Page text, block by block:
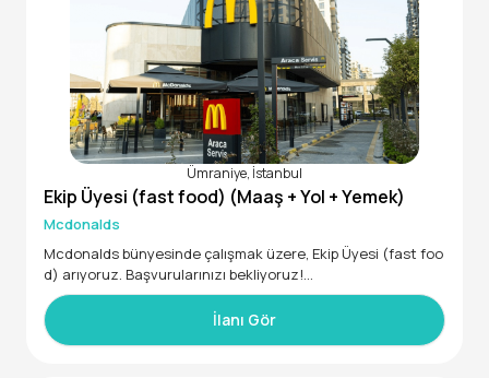
Ümraniye, İstanbul
Ekip Üyesi (fast food) (Maaş + Yol + Yemek)
Mcdonalds
Mcdonalds bünyesinde çalışmak üzere, Ekip Üyesi (fast foo
d) arıyoruz. Başvurularınızı bekliyoruz!
• 18 - 45 yaş aralığında
*Asgari ücret
*Yemek
İlanı Gör